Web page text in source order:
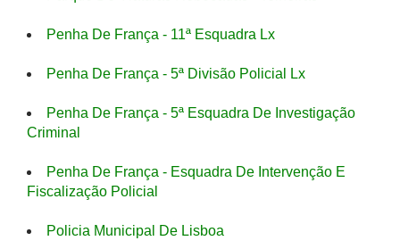
Penha De França - 11ª Esquadra Lx
Penha De França - 5ª Divisão Policial Lx
Penha De França - 5ª Esquadra De Investigação
Criminal
Penha De França - Esquadra De Intervenção E
Fiscalização Policial
Policia Municipal De Lisboa